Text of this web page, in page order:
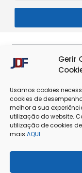
Gerir
Usamos cookies
cookies de
melhor a sua
utilização do website.
utilização de cookies
mais AQUI.
Termos &
Política de